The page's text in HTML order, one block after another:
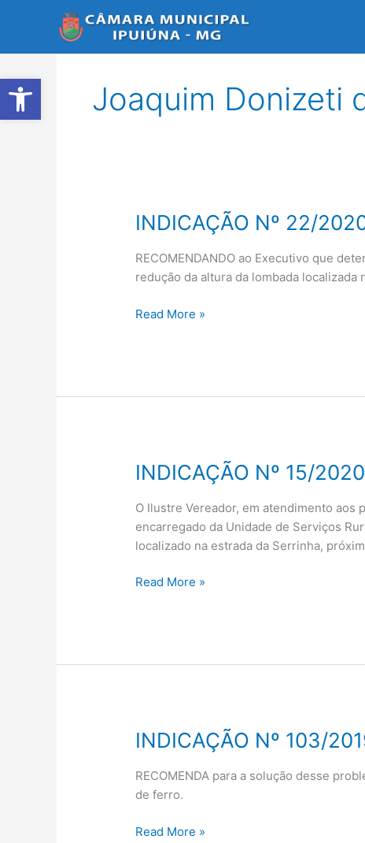
Abrir a barra de ferramentasJoaquim Donizeti
INDICAÇÃO Nº 22/
RECOMENDANDO ao Executivo que
redução da altura da lombada
INDICAÇÃO
22/2020
Read More »
INDICAÇÃO Nº 15/
O Ilustre Vereador, em atendimento aos
encarregado da Unidade de Serviços
localizado na estrada da Serrinha,
INDICAÇÃO
15/2020.
Read More »
INDICAÇÃO Nº 103/
RECOMENDA para a solução desse
de ferro.
INDICAÇÃO
103/2019
Read More »